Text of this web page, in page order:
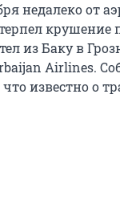
недалеко от
крушение
из Баку в
Airlines.
известно о